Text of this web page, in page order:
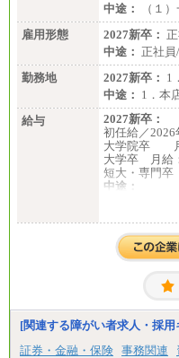
中途：
（１
雇用形態
2027新卒：
中途： 正社員
勤務地
2027新卒： 1
中途： 1．
給与
2027新卒：
初任給／2026
大学院卒 月
大学卒 月給
短大・専門
中途：
※職務経験等
※試用期間中
[関連する障がい者求人・採
証券・金融・保険 事務関連